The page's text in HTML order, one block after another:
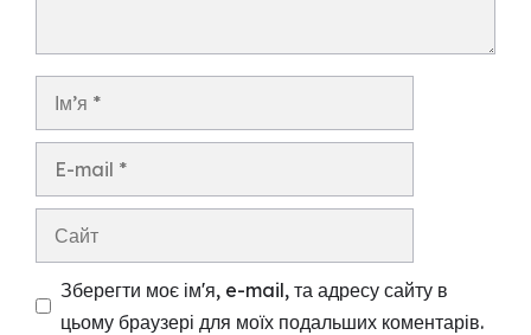
Зберегти моє ім'я, e-mail, та адресу сайту в
цьому браузері для моїх подальших коментарів.